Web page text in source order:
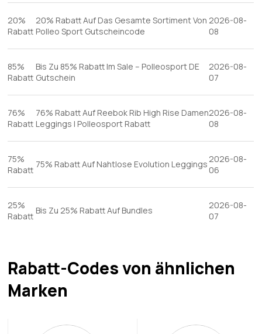
20%
Rabatt
20% Rabatt Auf Das Gesamte Sortiment Von
Polleo Sport Gutscheincode
2026-08-
08
85%
Rabatt
Bis Zu 85% Rabatt Im Sale – Polleosport DE
Gutschein
2026-08-
07
76%
Rabatt
76% Rabatt Auf Reebok Rib High Rise Damen
Leggings | Polleosport Rabatt
2026-08-
08
75%
Rabatt
75% Rabatt Auf Nahtlose Evolution Leggings 2026-08-
06
25%
Rabatt
Bis Zu 25% Rabatt Auf Bundles
2026-08-
07
Rabatt-Codes von ähnlichen
Marken